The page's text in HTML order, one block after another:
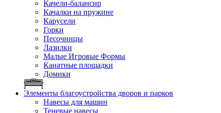
Качели-балансир
Качалки на пружине
Карусели
Горки
Песочницы
Лазилки
Малые Игровые Формы
Канатные площадки
Домики
Элементы благоустройства дворов и парков
Навесы для машин
Теневые навесы